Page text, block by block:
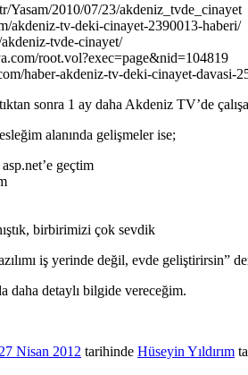
Yasam/2010/07/23/akdeniz_tvde_cinayet
akdeniz-tv-deki-cinayet-2390013-haberi/
tvde-cinayet/
root.vol?exec=page&nid=104819
haber-akdeniz-tv-deki-cinayet-davasi-
sonra 1 ay daha Akdeniz TV’de
alanında gelişmeler ise;
geçtim
birbirimizi çok sevdik
iş yerinde değil, evde geliştirirsin”
daha detaylı bilgide vereceğim.
27 Nisan 2012 tarihinde Hüseyin Yıldırım